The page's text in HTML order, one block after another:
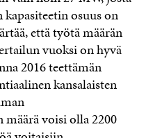
osuus on
että työtä määrän
vuoksi on hyvä
2016 teettämän
kansalaisten
voisi olla 2200